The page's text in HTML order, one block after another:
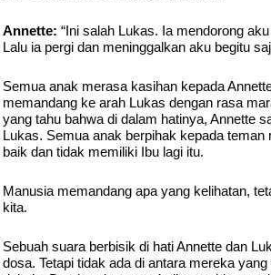
Annette: “Ini salah Lukas. Ia mendorong
Lalu ia pergi dan meninggalkan aku begitu
Semua anak merasa kasihan kepada
memandang ke arah Lukas dengan rasa
yang tahu bahwa di dalam hatinya, Annette
Lukas. Semua anak berpihak kepada teman
baik dan tidak memiliki Ibu lagi itu.
Manusia memandang apa yang kelihatan,
kita.
Sebuah suara berbisik di hati Annette dan
dosa. Tetapi tidak ada di antara mereka